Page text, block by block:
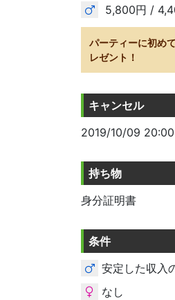
5,800円 /
パーティーに初め
レゼント！
キャンセル
2019/10/09
持ち物
身分証明書
条件
安定した収入
なし